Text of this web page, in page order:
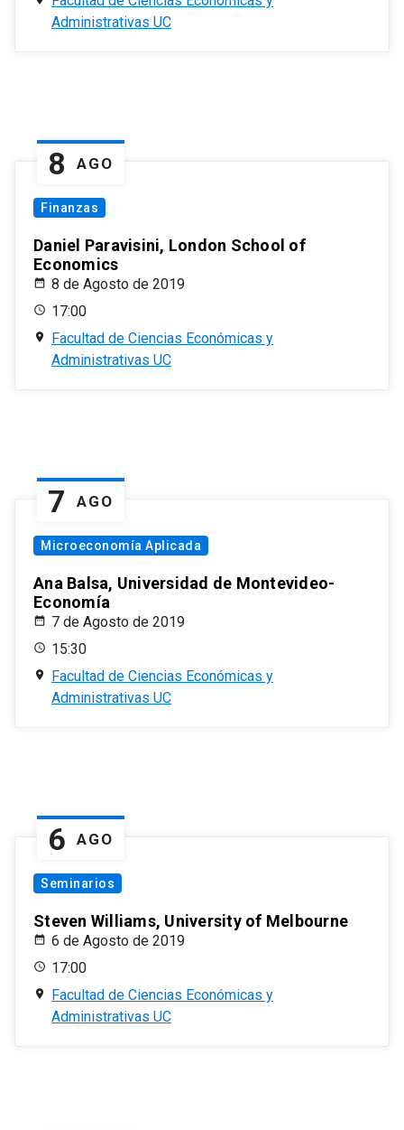
Administrativas UC
8 AGO
Finanzas
Daniel Paravisini, London School of
Economics
8 de Agosto de 2019
17:00
Facultad de Ciencias Económicas y
Administrativas UC
7 AGO
Microeconomía Aplicada
Ana Balsa, Universidad de Montevideo-
Economía
7 de Agosto de 2019
15:30
Facultad de Ciencias Económicas y
Administrativas UC
6 AGO
Seminarios
Steven Williams, University of Melbourne
6 de Agosto de 2019
17:00
Facultad de Ciencias Económicas y
Administrativas UC